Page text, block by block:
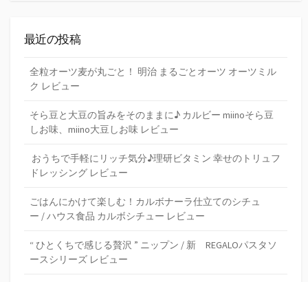
最近の投稿
全粒オーツ麦が丸ごと！ 明治 まるごとオーツ オーツミル
ク レビュー
そら豆と大豆の旨みをそのままに♪ カルビー miinoそら豆
しお味、miino大豆しお味 レビュー
おうちで手軽にリッチ気分♪理研ビタミン 幸せのトリュフ
ドレッシング レビュー
ごはんにかけて楽しむ！カルボナーラ仕立てのシチュ
ー / ハウス食品 カルボシチュー レビュー
“ ひとくちで感じる贅沢 ” ニップン / 新 REGALOパスタソ
ースシリーズ レビュー